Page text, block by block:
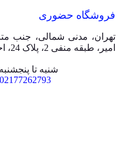
فروشگاه حضوری
تهران، مدنی شمالی، جنب
امیر، طبقه منفی 2، پلاک 24، احسان مارکت
شنبه تا پنجشنبه
02177262793